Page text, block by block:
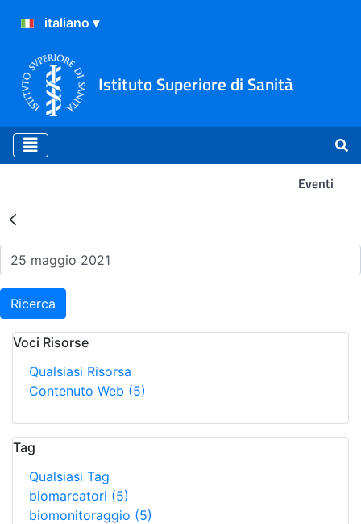
Istituto Superiore di Sanità
Eventi
Risultati della Ricerca -
Ricerca
Voci Risorse
Qualsiasi Risorsa
Contenuto Web (5)
Tag
Qualsiasi Tag
biomarcatori (5)
biomonitoraggio (5)